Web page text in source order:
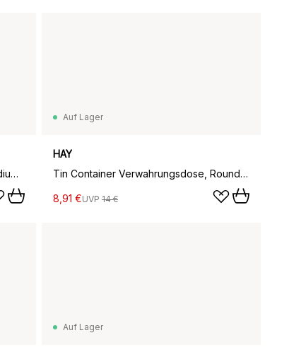
Tin Container Verwahrungsdose medium, Black-off white
Auf Lager
HAY
Tin Container Verwahrungsdose, Round red-soft pink
8,91 €UVP 14 €
Auf Lager